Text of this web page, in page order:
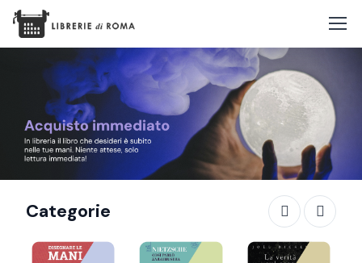
Categorie